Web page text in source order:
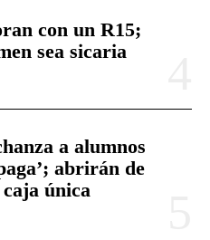
con un R15;
sea sicaria
a alumnos
abrirán de
única